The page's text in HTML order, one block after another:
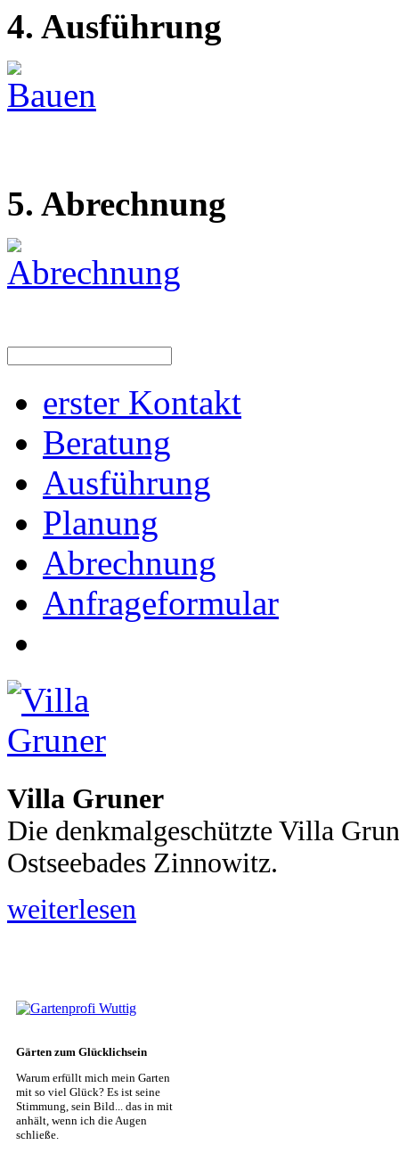
4. Ausführung
5. Abrechnung
erster Kontakt
Beratung
Ausführung
Planung
Abrechnung
Anfrageformular
Villa Gruner
Die denkmalgeschützte Villa
Ostseebades Zinnowitz.
weiterlesen
Gärten zum Glücklichsein
Warum erfüllt mich mein Garten
mit so viel Glück? Es ist seine
Stimmung, sein Bild... das in mit
anhält, wenn ich die Augen
schließe.